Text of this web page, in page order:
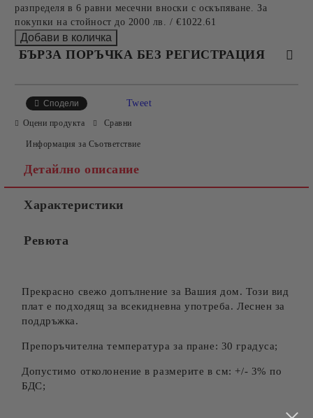
разпределя в 6 равни месечни вноски с оскъпяване. За
покупки на стойност до 2000 лв. / €1022.61
БЪРЗА ПОРЪЧКА БЕЗ РЕГИСТРАЦИЯ
Ние ще се свържем с вас в рамките на работния ден.
Сподели Tweet
Оцени продукта Сравни
Информация за Съответствие
Детайлно описание
Характеристики
Ревюта
Прекрасно свежо допълнение за Вашия дом. Този вид
плат е подходящ за всекидневна употреба. Леснен за
поддръжка.
Препоръчителна температура за пране: 30 градуса;
Допустимо отколонение в размерите в см: +/- 3% по
БДС;